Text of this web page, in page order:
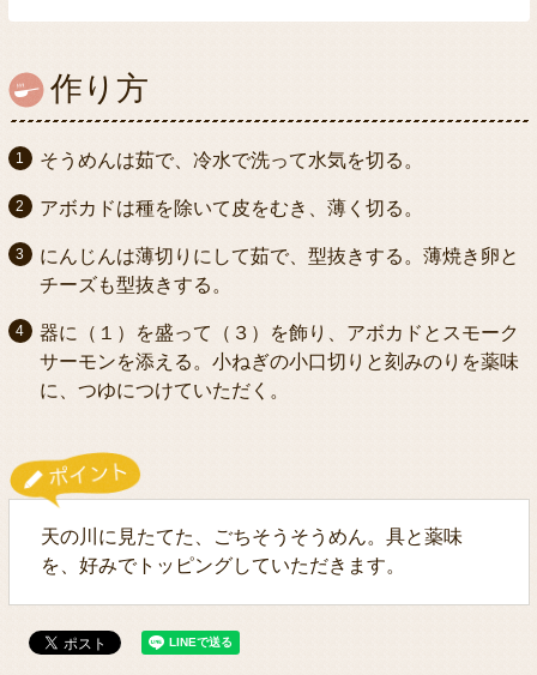
作り方
そうめんは茹で、冷水で洗って水気を切る。
アボカドは種を除いて皮をむき、薄く切る。
にんじんは薄切りにして茹で、型抜きする。薄焼き卵と
チーズも型抜きする。
器に（１）を盛って（３）を飾り、アボカドとスモーク
サーモンを添える。小ねぎの小口切りと刻みのりを薬味
に、つゆにつけていただく。
天の川に見たてた、ごちそうそうめん。具と薬味
を、好みでトッピングしていただきます。